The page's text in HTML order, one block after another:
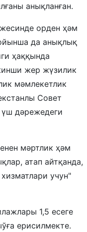
анықланған.
орден ҳәм
да анықлық
ҳаққында
жер жүзилик
мәмлекетлик
Совет
дәрежедеги
мәртлик ҳәм
атап айтқанда,
учун"
1,5 есеге
ерисилмекте.